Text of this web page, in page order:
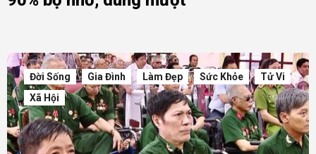
Đời Sống Gia Đình Làm Đẹp Sức Khỏe
Tử Vi
Xã Hội